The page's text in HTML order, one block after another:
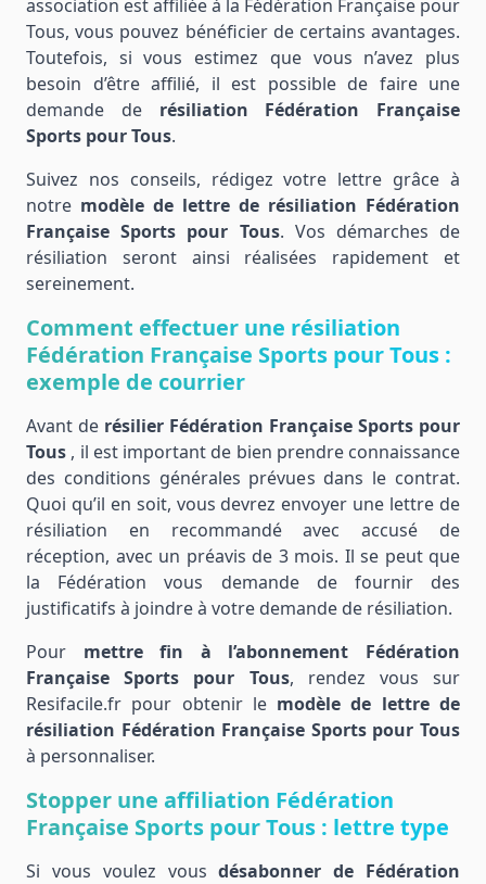
association est affiliée à la Fédération Française pour
Tous, vous pouvez bénéficier de certains avantages.
Toutefois, si vous estimez que vous n’avez plus
besoin d’être affilié, il est possible de faire une
demande de résiliation Fédération Française
Sports pour Tous.
Suivez nos conseils, rédigez votre lettre grâce à
notre modèle de lettre de résiliation Fédération
Française Sports pour Tous. Vos démarches de
résiliation seront ainsi réalisées rapidement et
sereinement.
Comment effectuer une résiliation
Fédération Française Sports pour Tous :
exemple de courrier
Avant de résilier Fédération Française Sports pour
Tous , il est important de bien prendre connaissance
des conditions générales prévues dans le contrat.
Quoi qu’il en soit, vous devrez envoyer une lettre de
résiliation en recommandé avec accusé de
réception, avec un préavis de 3 mois. Il se peut que
la Fédération vous demande de fournir des
justificatifs à joindre à votre demande de résiliation.
Pour mettre fin à l’abonnement Fédération
Française Sports pour Tous, rendez vous sur
Resifacile.fr pour obtenir le modèle de lettre de
résiliation Fédération Française Sports pour Tous
à personnaliser.
Stopper une affiliation Fédération
Française Sports pour Tous : lettre type
Si vous voulez vousdésabonner de Fédération